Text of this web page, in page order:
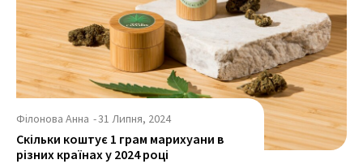
Філонова Анна -31 Липня, 2024
Скільки коштує 1 грам марихуани в
різних країнах у 2024 році